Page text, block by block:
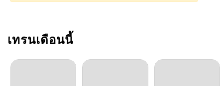
เทรนเดือนนี้